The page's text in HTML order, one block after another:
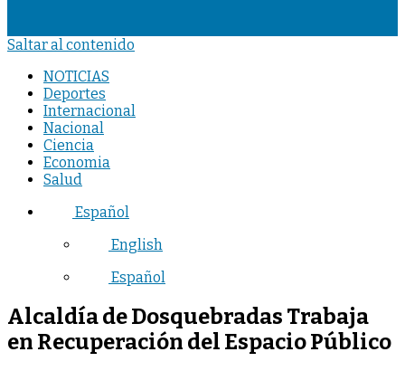
Saltar al contenido
NOTICIAS
Deportes
Internacional
Nacional
Ciencia
Economia
Salud
Español
English
Español
Alcaldía de Dosquebradas Trabaja
en Recuperación del Espacio Público